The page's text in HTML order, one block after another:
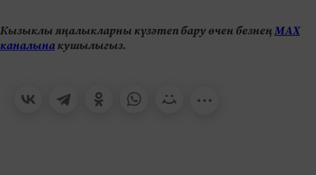
Кызыклы яңалыкларны күзәтеп бару өчен безнеңМАХ
каналынакушылыгыз.